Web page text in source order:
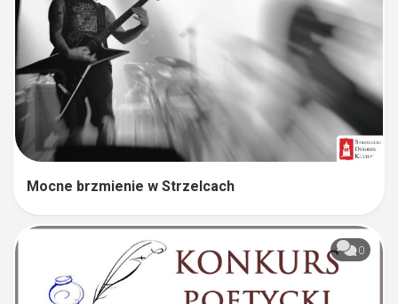
Mocne brzmienie w Strzelcach
0